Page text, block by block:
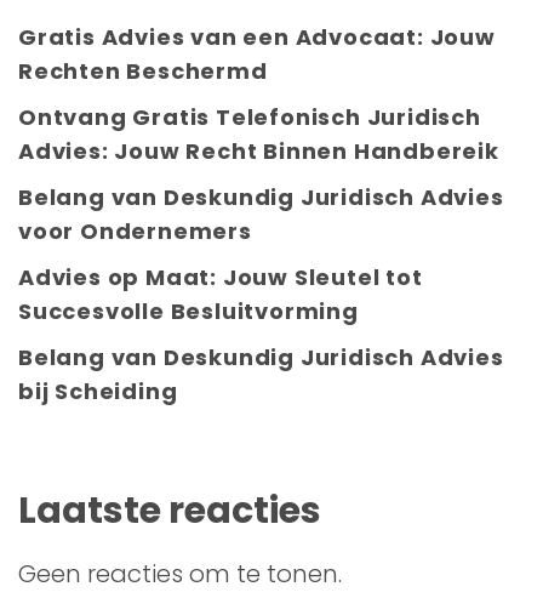
Gratis Advies van een Advocaat: Jouw
Rechten Beschermd
Ontvang Gratis Telefonisch Juridisch
Advies: Jouw Recht Binnen Handbereik
Belang van Deskundig Juridisch Advies
voor Ondernemers
Advies op Maat: Jouw Sleutel tot
Succesvolle Besluitvorming
Belang van Deskundig Juridisch Advies
bij Scheiding
Laatste reacties
Geen reacties om te tonen.